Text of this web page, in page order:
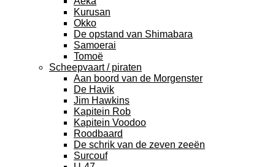
Kurusan
Okko
De opstand van Shimabara
Samoerai
Tomoë
Scheepvaart / piraten
Aan boord van de Morgenster
De Havik
Jim Hawkins
Kapitein Rob
Kapitein Voodoo
Roodbaard
De schrik van de zeven zeeën
Surcouf